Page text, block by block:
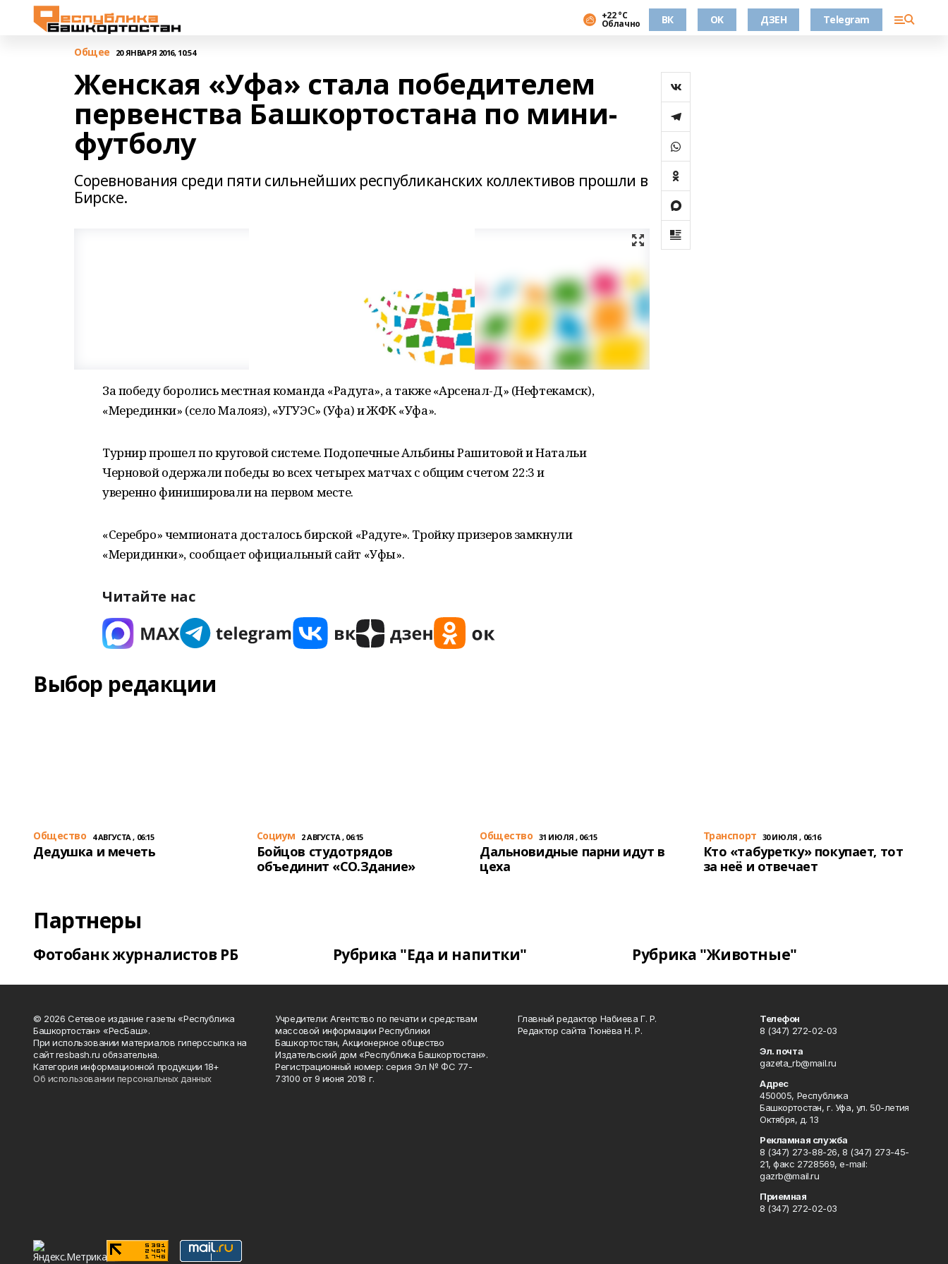
+22 °С
Облачно ВК OK ДЗЕН Telegram
Общее 20 ЯНВАРЯ 2016, 10:54
Женская «Уфа» стала победителем
первенства Башкортостана по мини-
футболу
Соревнования среди пяти сильнейших республиканских коллективов прошли в
Бирске.
За победу боролись местная команда «Радуга», а также «Арсенал-Д» (Нефтекамск),
«Мерединки» (село Малояз), «УГУЭС» (Уфа) и ЖФК «Уфа».
Турнир прошел по круговой системе. Подопечные Альбины Рашитовой и Натальи
Черновой одержали победы во всех четырех матчах с общим счетом 22:3 и
уверенно финишировали на первом месте.
«Серебро» чемпионата досталось бирской «Радуге». Тройку призеров замкнули
«Меридинки», сообщает официальный сайт «Уфы».
Читайте нас
Выбор редакции
Общество 4 АВГУСТА , 06:15
Дедушка и мечеть
Cоциум 2 АВГУСТА , 06:15
Бойцов студотрядов
объединит «СО.Здание»
Общество 31 ИЮЛЯ , 06:15
Дальновидные парни идут в
цеха
Транспорт 30 ИЮЛЯ , 06:16
Кто «табуретку» покупает, тот
за неё и отвечает
Партнеры
Фотобанк журналистов РБ Рубрика "Еда и напитки" Рубрика "Животные"
© 2026 Сетевое издание газеты «Республика
Башкортостан» «РесБаш».
При использовании материалов гиперссылка на
сайт resbash.ru обязательна.
Категория информационной продукции 18+
Об использовании персональных данных
Учредители: Агентство по печати и средствам
массовой информации Республики
Башкортостан, Акционерное общество
Издательский дом «Республика Башкортостан».
Регистрационный номер: серия Эл № ФС 77-
73100 от 9 июня 2018 г.
Главный редактор Набиева Г. Р.
Редактор сайта Тюнёва Н. Р.
Телефон
8 (347) 272-02-03
Эл. почта
gazeta_rb@mail.ru
Адрес
450005, Республика
Башкортостан, г. Уфа, ул. 50-летия
Октября, д. 13
Рекламная служба
8 (347) 273-88-26, 8 (347) 273-45-
21, факс 2728569, e-mail:
gazrb@mail.ru
Приемная
8 (347) 272-02-03